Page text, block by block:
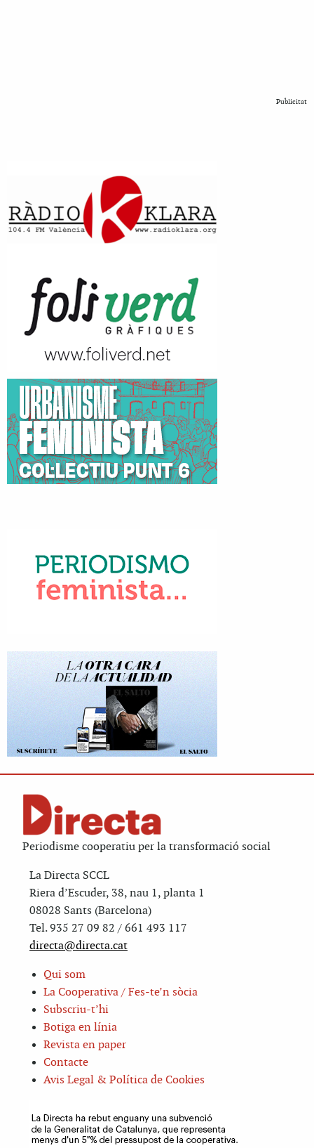
Publicitat
Periodisme cooperatiu per la transformació social
La Directa SCCL
Riera d’Escuder, 38, nau 1, planta 1
08028 Sants (Barcelona)
Tel. 935 27 09 82 / 661 493 117
directa@directa.cat
Qui som
La Cooperativa / Fes-te’n sòcia
Subscriu-t’hi
Botiga en línia
Revista en paper
Contacte
Avis Legal & Política de Cookies